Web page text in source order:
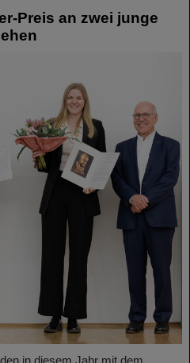
Preis an zwei junge
in diesem Jahr mit dem